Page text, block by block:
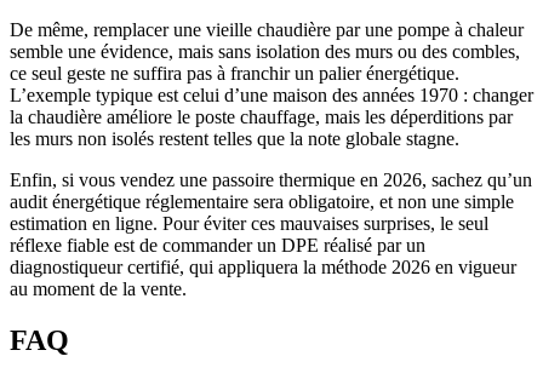
De même, remplacer une vieille chaudière par une pompe à chaleur
semble une évidence, mais sans isolation des murs ou des combles,
ce seul geste ne suffira pas à franchir un palier énergétique.
L’exemple typique est celui d’une maison des années 1970 : changer
la chaudière améliore le poste chauffage, mais les déperditions par
les murs non isolés restent telles que la note globale stagne.
Enfin, si vous vendez une passoire thermique en 2026, sachez qu’un
audit énergétique réglementaire sera obligatoire, et non une simple
estimation en ligne. Pour éviter ces mauvaises surprises, le seul
réflexe fiable est de commander un DPE réalisé par un
diagnostiqueur certifié, qui appliquera la méthode 2026 en vigueur
au moment de la vente.
FAQ